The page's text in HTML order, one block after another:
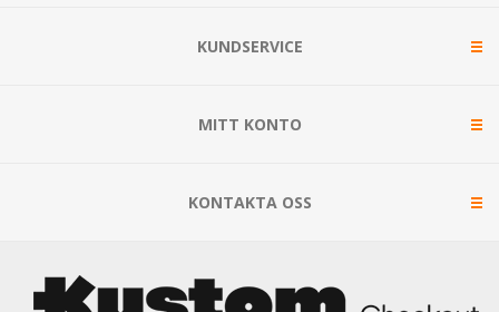
KUNDSERVICE
MITT KONTO
KONTAKTA OSS